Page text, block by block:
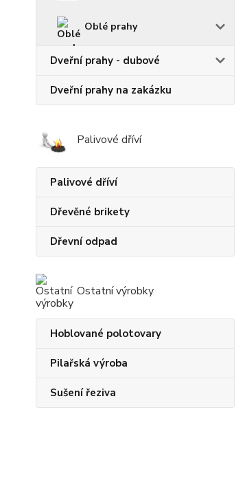
Oblé prahy
Dveřní prahy - dubové
Dveřní prahy na zakázku
Palivové dříví
Palivové dříví
Dřevěné brikety
Dřevní odpad
Ostatní výrobky
Hoblované polotovary
Pilařská výroba
Sušení řeziva